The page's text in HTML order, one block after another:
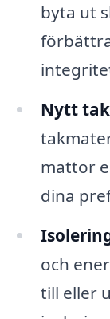
byta ut
Nytt
mattor
dina
och
till eller